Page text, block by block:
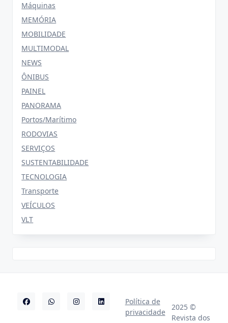
Máquinas
MEMÓRIA
MOBILIDADE
MULTIMODAL
NEWS
ÔNIBUS
PAINEL
PANORAMA
Portos/Marítimo
RODOVIAS
SERVIÇOS
SUSTENTABILIDADE
TECNOLOGIA
Transporte
VEÍCULOS
VLT
Política de
privacidade
2025 ©
Revista dos